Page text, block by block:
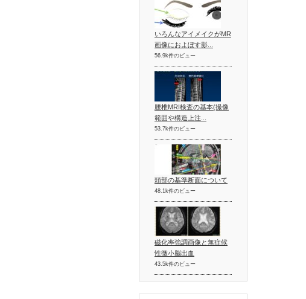
いろんなアイメイクがMR
画像におよぼす影...
56.9k件のビュー
腰椎MRI検査の基本(撮像
範囲や構造上注...
53.7k件のビュー
頭部の基準断面について
48.1k件のビュー
磁化率強調画像と無症候
性微小脳出血
43.5k件のビュー